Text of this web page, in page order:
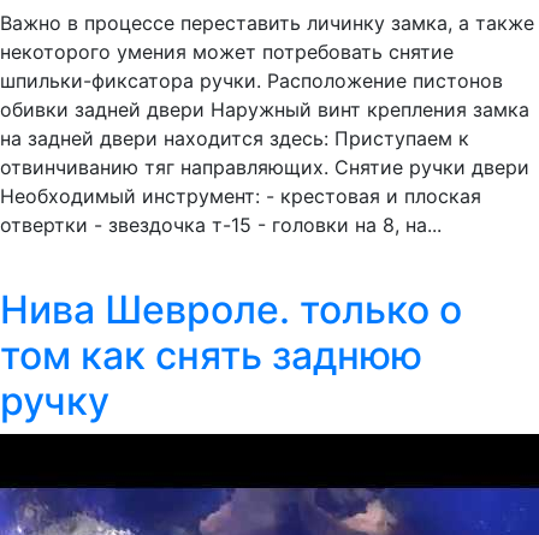
Важно в процессе переставить личинку замка, а также
некоторого умения может потребовать снятие
шпильки-фиксатора ручки. Расположение пистонов
обивки задней двери Наружный винт крепления замка
на задней двери находится здесь: Приступаем к
отвинчиванию тяг направляющих. Снятие ручки двери
Необходимый инструмент: - крестовая и плоская
отвертки - звездочка т-15 - головки на 8, на...
Нива Шевроле. только о
том как снять заднюю
ручку